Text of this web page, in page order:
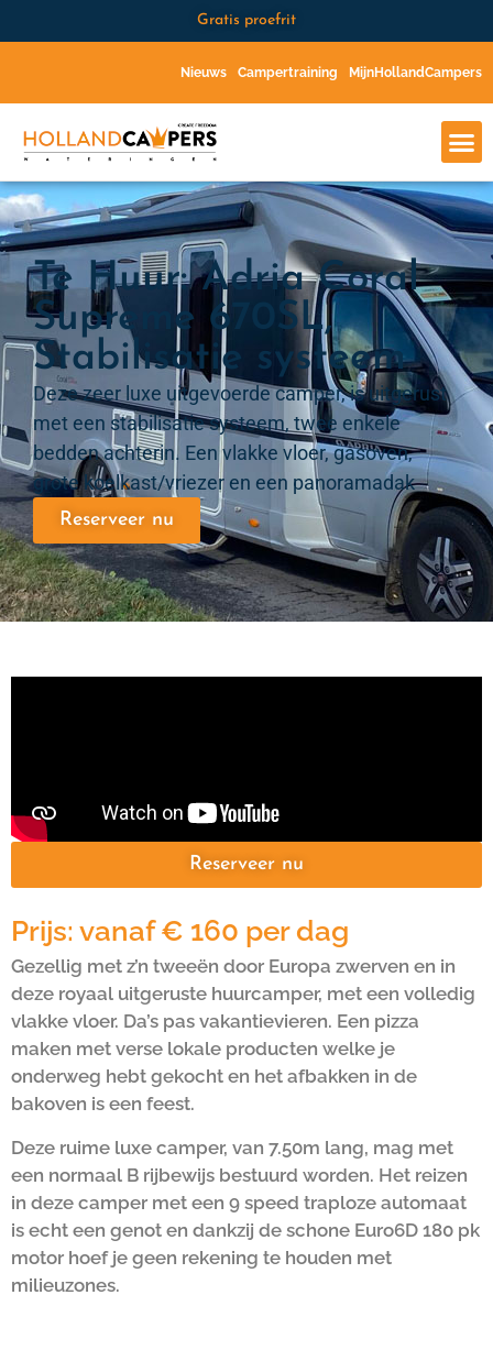
Gratis proefrit
Nieuws Campertraining MijnHollandCampers
Te Huur: Adria Coral
Supreme 670SL,
Stabilisatie systeem
Deze zeer luxe uitgevoerde camper, is uitgerust
met een stabilisatie systeem, twee enkele
bedden achterin. Een vlakke vloer, gasoven,
grote koelkast/vriezer en een panoramadak
Reserveer nu
Prijs: vanaf € 160 per dag
Gezellig met z’n tweeën door Europa zwerven en in
deze royaal uitgeruste huurcamper, met een volledig
vlakke vloer. Da’s pas vakantievieren. Een pizza
maken met verse lokale producten welke je
onderweg hebt gekocht en het afbakken in de
bakoven is een feest.
Deze ruime luxe camper, van 7.50m lang, mag met
een normaal B rijbewijs bestuurd worden. Het reizen
in deze camper met een 9 speed traploze automaat
is echt een genot en dankzij de schone Euro6D 180 pk
motor hoef je geen rekening te houden met
milieuzones.
Reserveer nu